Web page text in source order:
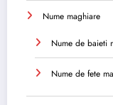
Nume maghiare
Nume de baieti
Nume de fete